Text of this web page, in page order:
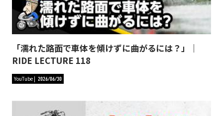
「濡れた路面で車体を傾けずに曲がるには？」｜
RIDE LECTURE 118
YouTube 2026/06/30